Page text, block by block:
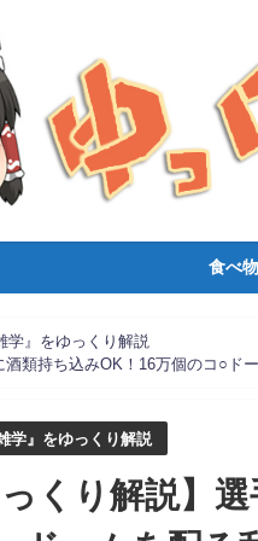
食べ物
学』をゆっくり解説
酒類持ち込みOK！16万個のコ○ド
学』をゆっくり解説
っくり解説】